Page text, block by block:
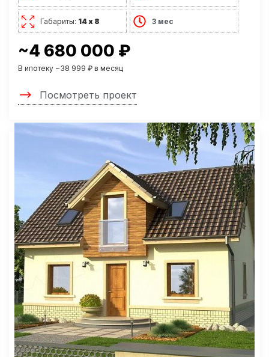
Габариты: 14 х 8 3 мес
~4 680 000 ₽
В ипотеку ~38 999 ₽ в месяц
Посмотреть проект